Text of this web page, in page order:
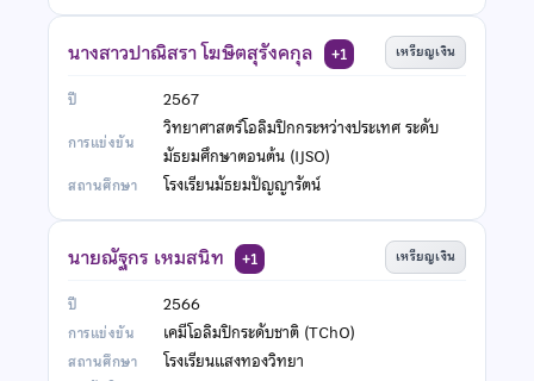
นางสาวปาณิสรา โฆษิตสุรังคกุล +1
2567
วิทยาศาสตร์โอลิมปิกกระหว่างประเทศ ระดับ
มัธยมศึกษาตอนต้น (IJSO)
เหรียญเงิน
โรงเรียนมัธยมปัญญารัตน์
นายณัฐกร เหมสนิท +1
2566
เคมีโอลิมปิกระดับชาติ (TChO)
เหรียญเงิน
โรงเรียนแสงทองวิทยา